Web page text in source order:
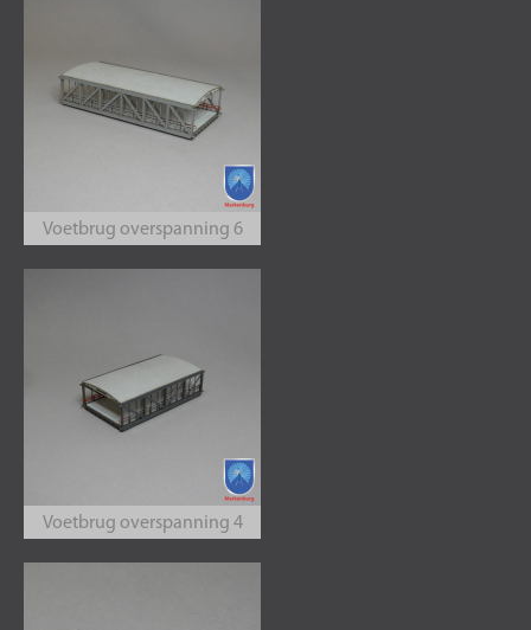
Voetbrug overspanning 6
Voetbrug overspanning 4